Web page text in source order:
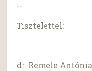
--
Tisztelettel:
dr. Remele Antónia